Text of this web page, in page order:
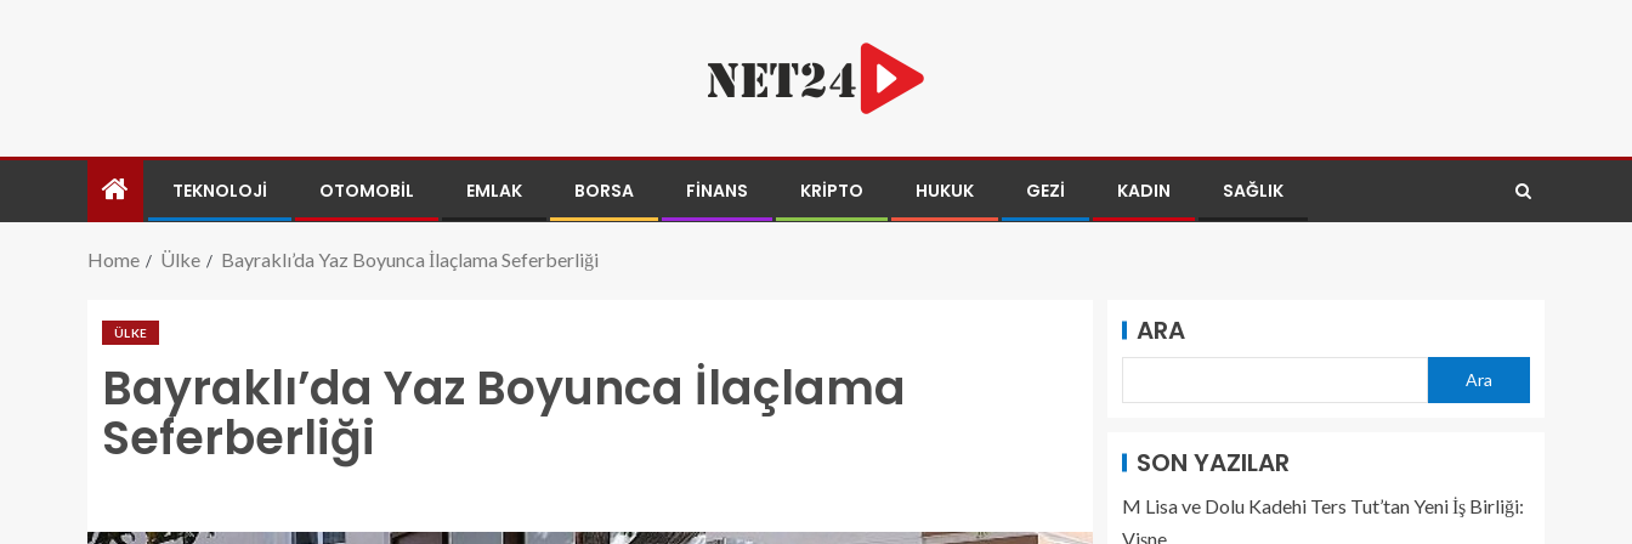
TEKNOLOJI OTOMOBIL EMLAK BORSA FINANS KRIPTO HUKUK GEZI KADIN SAĞLIK
Home Ülke Bayraklı’da Yaz Boyunca İlaçlama Seferberliği
ÜLKE
Bayraklı’da Yaz Boyunca İlaçlama
Seferberliği
ARA
Ara
SON YAZILAR
M Lisa ve Dolu Kadehi Ters Tut’tan Yeni İş Birliği:
Vişne